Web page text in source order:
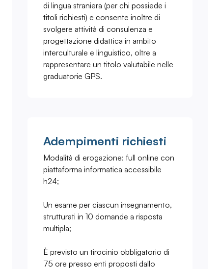
di lingua straniera (per chi possiede i
titoli richiesti) e consente inoltre di
svolgere attività di consulenza e
progettazione didattica in ambito
interculturale e linguistico, oltre a
rappresentare un titolo valutabile nelle
graduatorie GPS.
Adempimenti richiesti
Modalità di erogazione: full online con
piattaforma informatica accessibile
h24;
Un esame per ciascun insegnamento,
strutturati in 10 domande a risposta
multipla;
È previsto un tirocinio obbligatorio di
75 ore presso enti proposti dallo